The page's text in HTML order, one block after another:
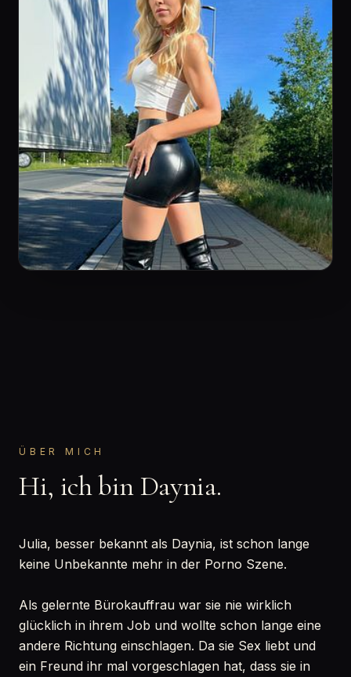
ÜBER MICH
Hi, ich bin Daynia.
Julia, besser bekannt als Daynia, ist schon lange
keine Unbekannte mehr in der Porno Szene.
Als gelernte Bürokauffrau war sie nie wirklich
glücklich in ihrem Job und wollte schon lange eine
andere Richtung einschlagen. Da sie Sex liebt und
ein Freund ihr mal vorgeschlagen hat, dass sie in